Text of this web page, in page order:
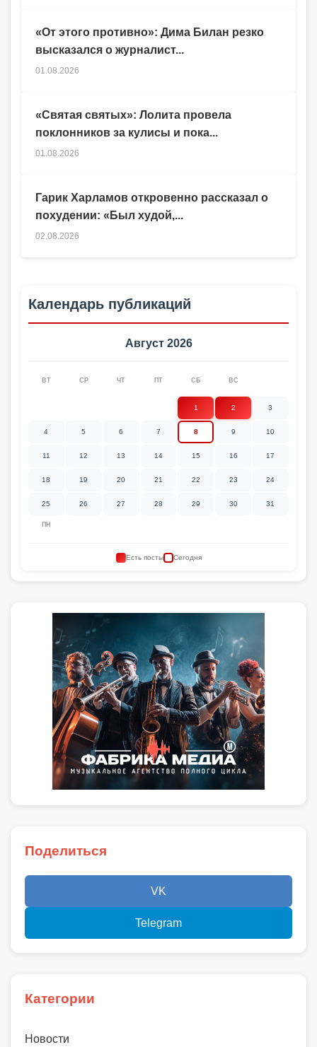
Гарик Харламов откровенно рассказал о
похудении: «Был худой,...
02.08.2026
«От этого противно»: Дима Билан резко
высказался о журналист...
01.08.2026
«Святая святых»: Лолита провела
поклонников за кулисы и пока...
01.08.2026
Календарь публикаций
Август 2026
ПН
ВТ СР ЧТ ПТ СБ ВС
1 2 3
4 5 6 7 8 9 10
11 12 13 14 15 16 17
18 19 20 21 22 23 24
25 26 27 28 29 30 31
Есть посты Сегодня
Поделиться
VK
Telegram
Категории
Новости